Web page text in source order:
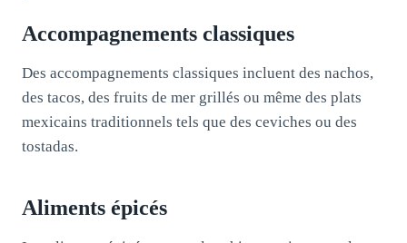
Accompagnements classiques
Des accompagnements classiques incluent des nachos,
des tacos, des fruits de mer grillés ou même des plats
mexicains traditionnels tels que des ceviches ou des
tostadas.
Aliments épicés